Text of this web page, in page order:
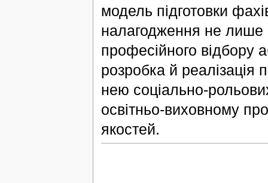
модель підготовки
налагодження не лише
професійного відбору
розробка й реалізація
нею соціально-
освітньо-виховному
якостей.